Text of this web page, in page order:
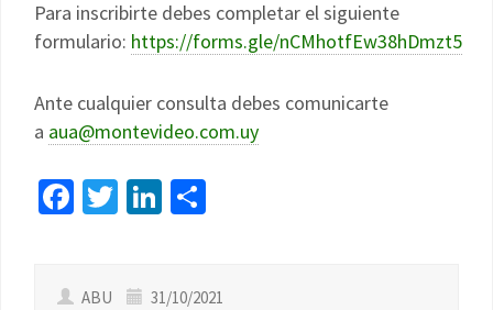
Para inscribirte debes completar el siguiente
formulario: https://forms.gle/nCMhotfEw38hDmzt5
Ante cualquier consulta debes comunicarte
a aua@montevideo.com.uy
Facebook
TwitterLinkedIn
ABU 31/10/2021